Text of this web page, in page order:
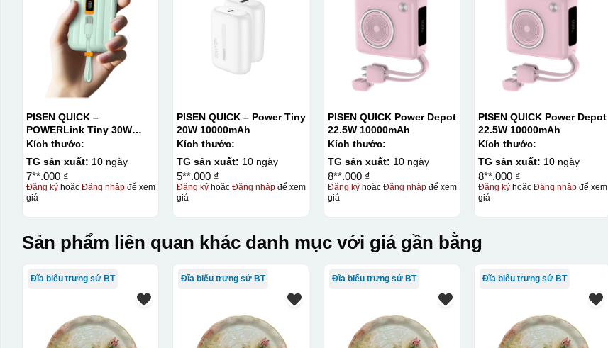
quà tặng như bút, móc khóa, USB hay ly cốc cao cấp.
Kiểu hộp:
Hộp định hình
PISEN QUICK –
POWERLink Tiny 30W
10000mAh
Kích thước:
TG sản xuất: 10 ngày
7**.000 ₫
Đăng kýhoặc Đăng nhậpđể xem
giá
PISEN QUICK – Power Tiny
20W 10000mAh
Kích thước:
TG sản xuất: 10 ngày
5**.000 ₫
Đăng ký hoặcĐăng nhập để xem
giá
PISEN QUICK Power Depot
22.5W 10000mAh
Kích thước:
TG sản xuất: 10 ngày
8**.000 ₫
Đăng kýhoặc Đăng nhậpđể xem
giá
PISEN QUICK Power Depot
22.5W 10000mAh
Kích thước:
TG sản xuất: 10 ngày
8**.000 ₫
Đăng ký hoặcĐăng nhập để xem
giá
Sản phẩm liên quan khác danh mục với giá gần bằng
Đĩa biểu trưng sứ BT Đĩa biểu trưng sứ BT Đĩa biểu trưng sứ BT Đĩa biểu trưng sứ BT